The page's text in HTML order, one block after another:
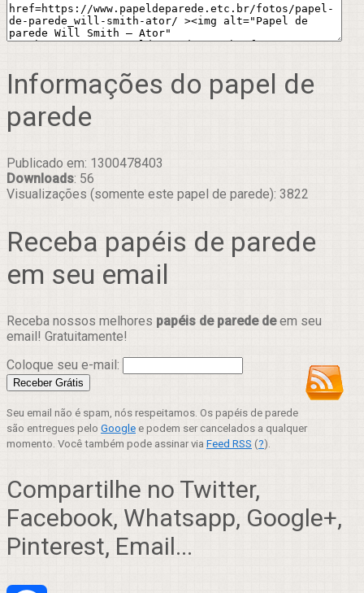
Informações do papel de
parede
Publicado em: 1300478403
Downloads: 56
Visualizações (somente este papel de parede): 3822
Receba papéis de parede
em seu email
Receba nossos melhores papéis de parede deem seu
email! Gratuitamente!
Coloque seu e-mail:
Seu email não é spam, nós respeitamos. Os papéis de parede
são entregues pelo Google e podem ser cancelados a qualquer
momento. Você também pode assinar via Feed RSS (?).
Compartilhe no Twitter,
Facebook, Whatsapp, Google+,
Pinterest, Email...